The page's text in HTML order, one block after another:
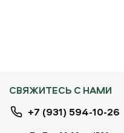
СВЯЖИТЕСЬ С НАМИ
+7 (931) 594-10-26